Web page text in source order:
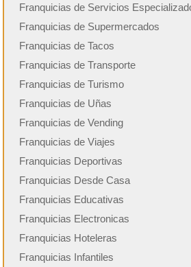
Franquicias de Servicios
Franquicias de Supermercados
Franquicias de Tacos
Franquicias de Transporte
Franquicias de Turismo
Franquicias de Uñas
Franquicias de Vending
Franquicias de Viajes
Franquicias Deportivas
Franquicias Desde Casa
Franquicias Educativas
Franquicias Electronicas
Franquicias Hoteleras
Franquicias Infantiles